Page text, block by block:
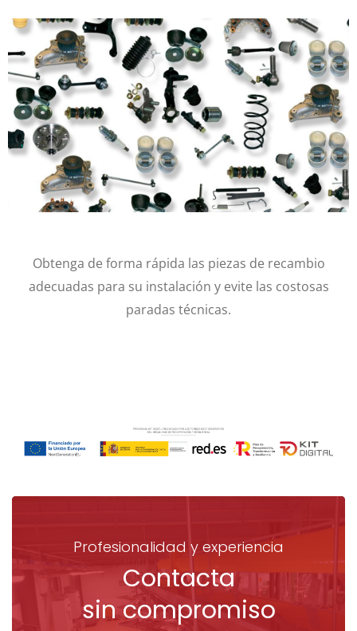
Obtenga de forma rápida las piezas de recambio
adecuadas para su instalación y evite las costosas
paradas técnicas.
Profesionalidad y experiencia
Contacta
sin compromiso